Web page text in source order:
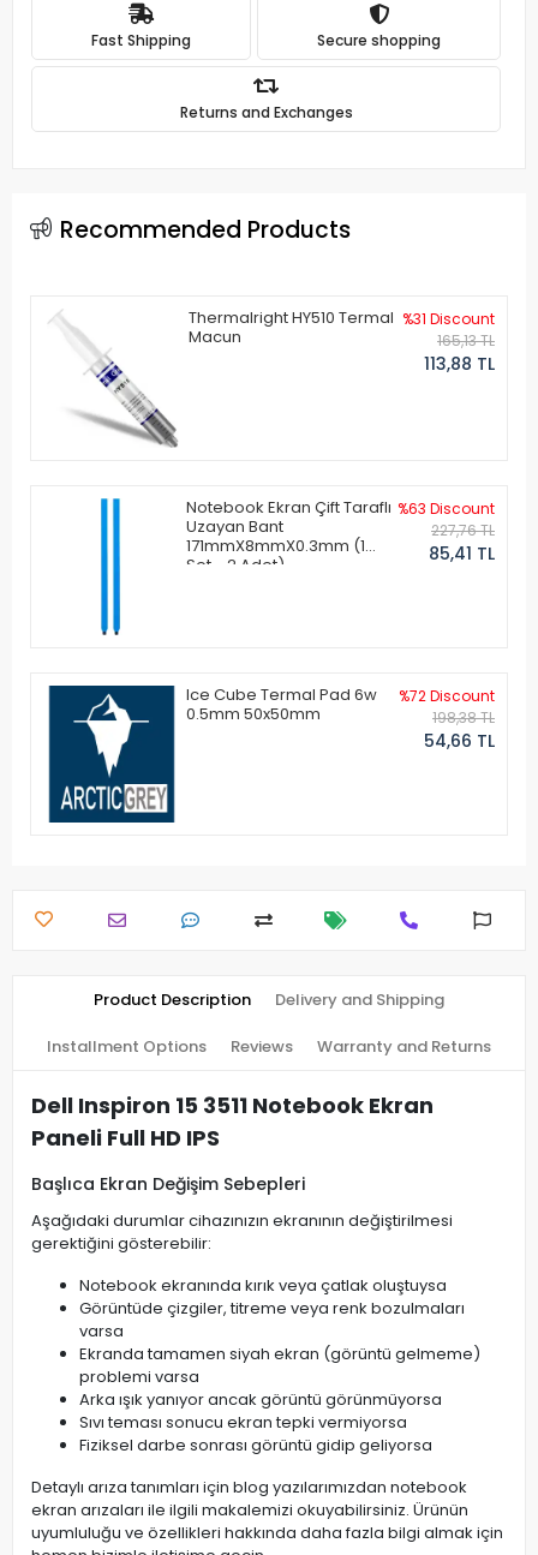
Fast Shipping Secure shopping
Returns and Exchanges
Recommended Products
Thermalright HY510 Termal
Macun
%31 Discount
165,13 TL
113,88 TL
Notebook Ekran Çift Taraflı
Uzayan Bant
171mmX8mmX0.3mm (1
Set - 2 Adet)
%63 Discount
227,76 TL
85,41 TL
Ice Cube Termal Pad 6w
0.5mm 50x50mm
%72 Discount
198,38 TL
54,66 TL
Product Description Delivery and Shipping
Installment Options Reviews Warranty and Returns
Dell Inspiron 15 3511 Notebook Ekran
Paneli Full HD IPS
Başlıca Ekran Değişim Sebepleri
Aşağıdaki durumlar cihazınızın ekranının değiştirilmesi
gerektiğini gösterebilir:
Notebook ekranında kırık veya çatlak oluştuysa
Görüntüde çizgiler, titreme veya renk bozulmaları
varsa
Ekranda tamamen siyah ekran (görüntü gelmeme)
problemi varsa
Arka ışık yanıyor ancak görüntü görünmüyorsa
Sıvı teması sonucu ekran tepki vermiyorsa
Fiziksel darbe sonrası görüntü gidip geliyorsa
Detaylı arıza tanımları için blog yazılarımızdan notebook
ekran arızaları ile ilgili makalemizi okuyabilirsiniz. Ürünün
uyumluluğu ve özellikleri hakkında daha fazla bilgi almak için